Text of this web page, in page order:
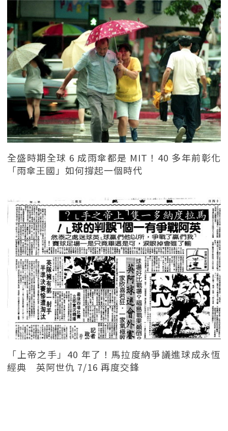
全盛時期全球 6 成雨傘都是 MIT！40 多年前彰化
「雨傘王國」如何撐起一個時代
「上帝之手」40 年了！馬拉度納爭議進球成永恆
經典 英阿世仇 7/16 再度交鋒